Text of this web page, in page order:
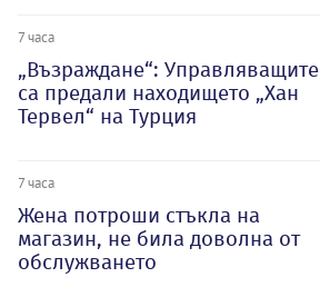
7 часа
„Възраждане“: Управляващите
са предали находището „Хан
Тервел“ на Турция
7 часа
Жена потроши стъкла на
магазин, не била доволна от
обслужването